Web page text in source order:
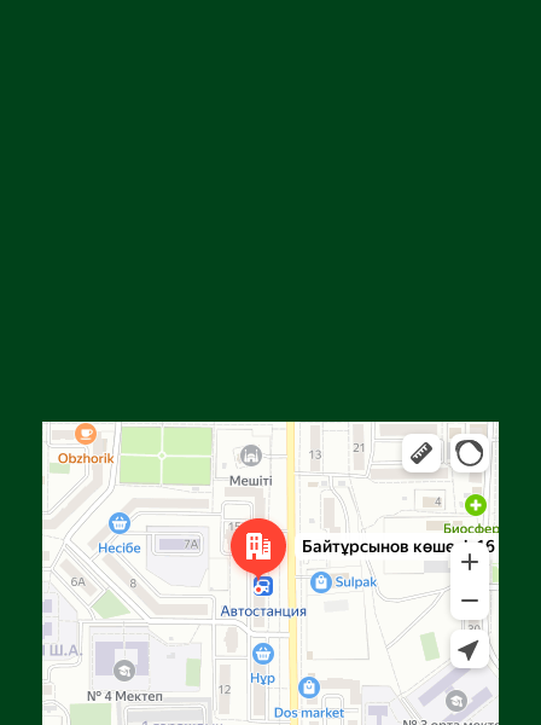
Яндекс Карталар — көлік, навигация, орындарды іздеу